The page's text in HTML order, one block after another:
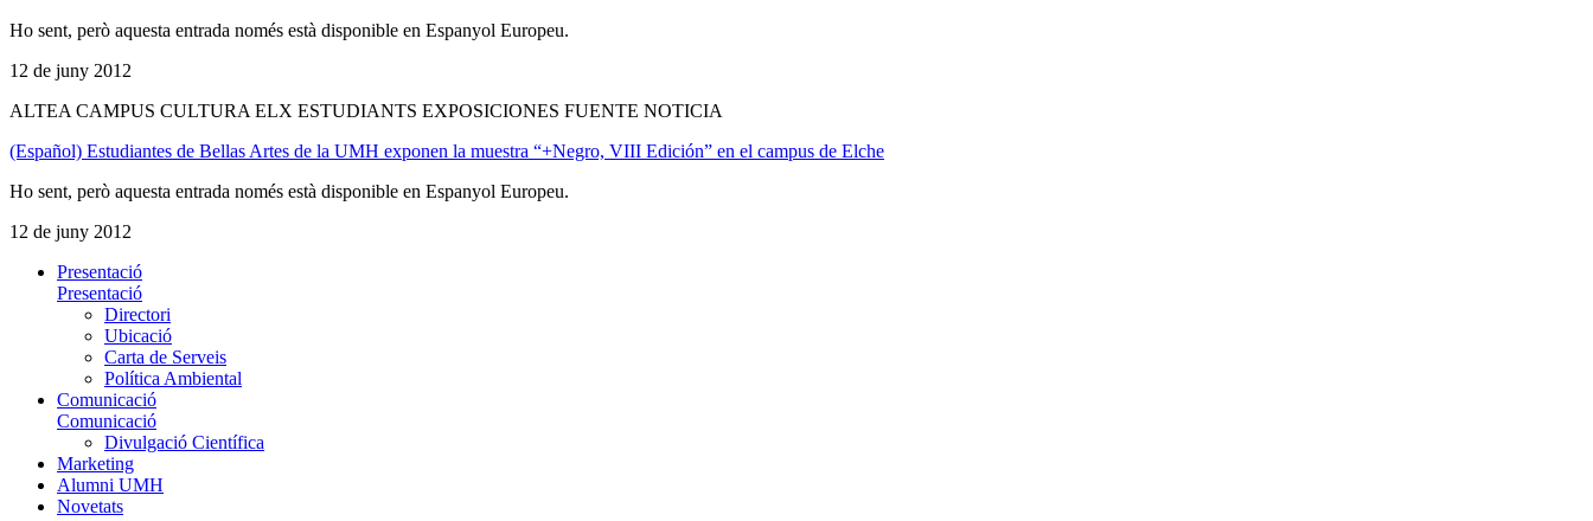
Ho sent, però aquesta entrada només està disponible en Espanyol Europeu.
12 de juny 2012
ALTEA CAMPUS CULTURA ELX ESTUDIANTS EXPOSICIONES FUENTE NOTICIA
(Español) Estudiantes de Bellas Artes de la UMH exponen la muestra “+Negro, VIII Edición” en el campus de Elche
Ho sent, però aquesta entrada només està disponible en Espanyol Europeu.
12 de juny 2012
Presentació
Presentació
Directori
Ubicació
Carta de Serveis
Política Ambiental
Comunicació
Comunicació
Divulgació Científica
Marketing
Alumni UMH
Novetats